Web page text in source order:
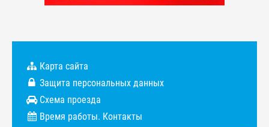
Карта сайта
Защита персональных данных
Схема проезда
Время работы. Контакты